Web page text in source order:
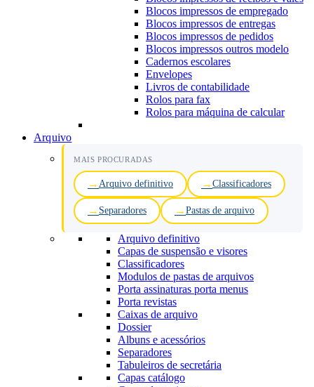
Blocos impressos de empregado
Blocos impressos de entregas
Blocos impressos de pedidos
Blocos impressos outros modelo
Cadernos escolares
Envelopes
Livros de contabilidade
Rolos para fax
Rolos para máquina de calcular
Arquivo
MAIS PROCURADAS
Arquivo definitivo Classificadores
Separadores Pastas de arquivo
Arquivo definitivo
Capas de suspensão e visores
Classificadores
Modulos de pastas de arquivos
Porta assinaturas porta menus
Porta revistas
Caixas de arquivo
Dossier
Albuns e acessórios
Separadores
Tabuleiros de secretária
Capas catálogo